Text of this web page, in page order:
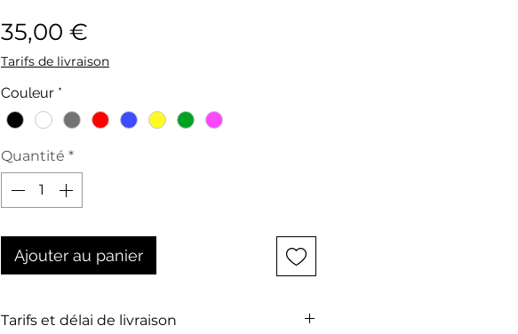
35,00 €
Tarifs de livraison
Couleur *
Quantité *
Ajouter au panier
Tarifs et délai de livraison